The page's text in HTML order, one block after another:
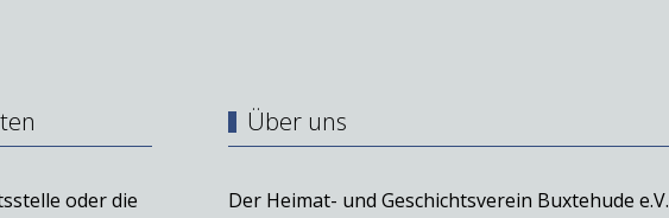
oder die
Über uns
Der Heimat- und Geschichtsverein Buxtehude e.V.